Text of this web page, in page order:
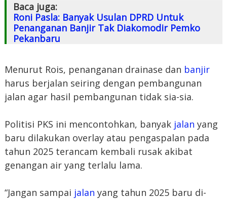
Baca juga:
Roni Pasla: Banyak Usulan DPRD Untuk
Penanganan Banjir Tak Diakomodir Pemko
Pekanbaru
Menurut Rois, penanganan drainase dan banjir
harus berjalan seiring dengan pembangunan
jalan agar hasil pembangunan tidak sia-sia.
Politisi PKS ini mencontohkan, banyak jalan yang
baru dilakukan overlay atau pengaspalan pada
tahun 2025 terancam kembali rusak akibat
genangan air yang terlalu lama.
“Jangan sampai jalan yang tahun 2025 baru di-